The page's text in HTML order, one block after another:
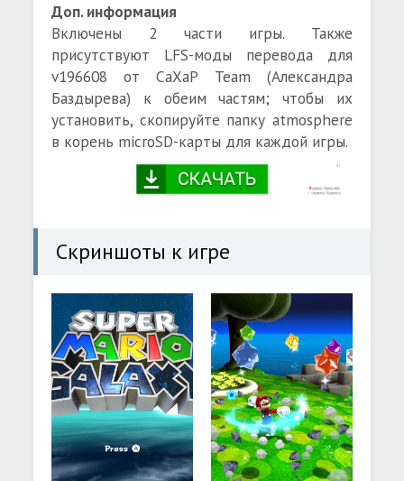
Доп. информация
Включены 2 части игры. Также
присутствуют LFS-моды перевода для
v196608 от СаХаР Team (Александра
Баздырева) к обеим частям; чтобы их
установить, скопируйте папку atmosphere
в корень microSD-карты для каждой игры.
Скриншоты к игре